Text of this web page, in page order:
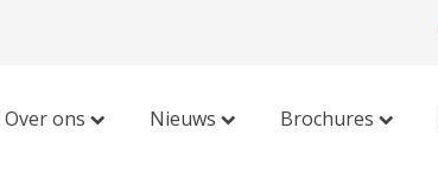
Over ons Nieuws Brochures